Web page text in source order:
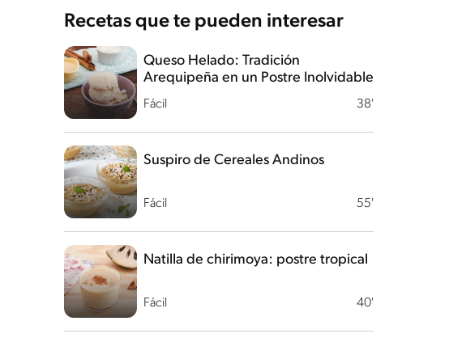
Recetas que te pueden interesar
Fácil 38'
Queso Helado: Tradición
Arequipeña en un Postre Inolvidable
Fácil 55'
Suspiro de Cereales Andinos
Fácil 40'
Natilla de chirimoya: postre tropical